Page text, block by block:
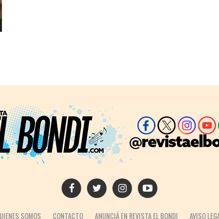
SOMOS CONTACTO ANUNCIÁ EN REVISTA EL BONDI AVISO